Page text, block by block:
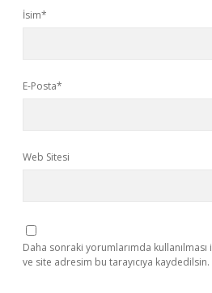
İsim*
E-Posta*
Web Sitesi
Daha sonraki yorumlarımda
ve site adresim bu tarayıcıya kaydedilsin.